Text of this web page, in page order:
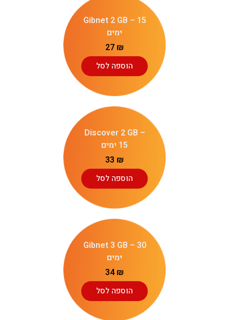
Gibnet 2 GB – 15
ימים
27 ₪
הוספה לסל
Discover 2 GB –
15 ימים
33 ₪
הוספה לסל
Gibnet 3 GB – 30
ימים
34₪
הוספה לסל